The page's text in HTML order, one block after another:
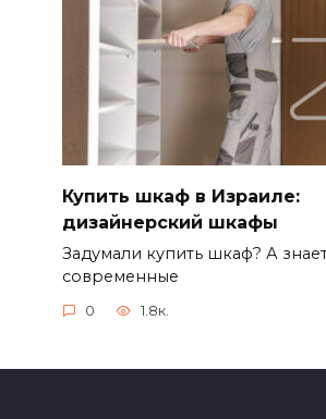
Купить шкаф в Израиле:
дизайнерский шкафы
Задумали купить шкаф? А
современные
0 1.8к.